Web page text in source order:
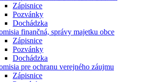
Zápisnice
Pozvánky
Dochádzka
finančná, správy majetku obce
Zápisnice
Pozvánky
Dochádzka
pre ochranu verejného záujmu
Zápisnice